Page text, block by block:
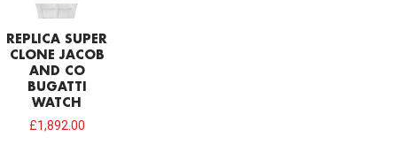
REPLICA SUPER
CLONE JACOB
AND CO
BUGATTI
WATCH
£1,892.00